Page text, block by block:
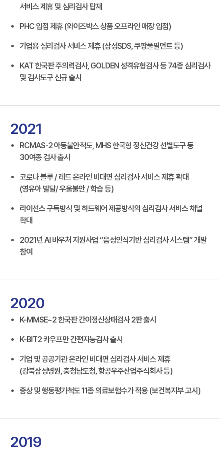
서비스 제휴 및 심리검사 탑재
PHC 입점 제휴 (와이즈박스 상품 오프라인 매장 입점)
기업용 심리검사 서비스 제휴 (삼성SDS, 쿠팡풀필먼트 등)
KAT 한국판 주의력검사, GOLDEN 성격유형검사 등 74종 심리검사
및 검사도구 신규 출시
2021
RCMAS-2 아동불안척도, MHS 한국형 정신건강 선별도구 등
30여종 검사 출시
코로나 블루 / 레드 온라인 비대면 심리검사 서비스 제휴 확대
(영유아 발달/ 우울불안 / 학습 등)
라이선스 구독방식 및 하드웨어 제공방식의 심리검사 서비스 채널
확대
2021년 AI 바우처 지원사업 “음성인식기반 심리검사 시스템” 개발
참여
2020
K-MMSE~2 한국판 간이정신상태검사 2판 출시
K-BIT2 카우프만 간편지능검사 출시
기업 및 공공기관 온라인 비대면 심리검사 서비스 제휴
(강북삼성병원, 충청남도청, 항공우주산업주식회사 등)
증상 및 행동평가척도 11종 의료보험수가 적용 (보건복지부 고시)
2019